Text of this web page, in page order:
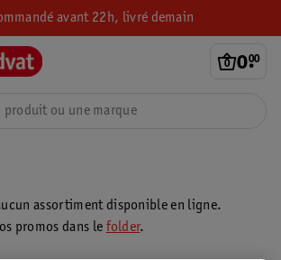
avant 22h, livré demain
0.
00
assortiment disponible en ligne.
promos dans le folder.